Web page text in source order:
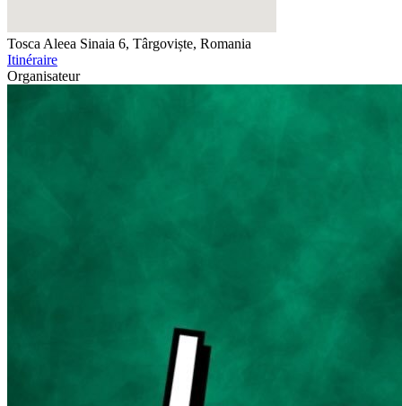
Tosca Aleea Sinaia 6, Târgoviște, Romania
Itinéraire
Organisateur